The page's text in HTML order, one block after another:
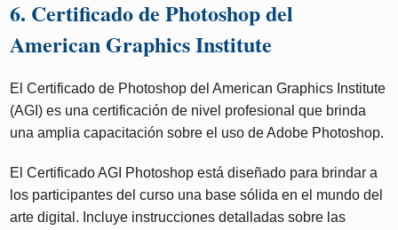
6. Certificado de Photoshop del
American Graphics Institute
El Certificado de Photoshop del American Graphics Institute
(AGI) es una certificación de nivel profesional que brinda
una amplia capacitación sobre el uso de Adobe Photoshop.
El Certificado AGI Photoshop está diseñado para brindar a
los participantes del curso una base sólida en el mundo del
arte digital. Incluye instrucciones detalladas sobre las